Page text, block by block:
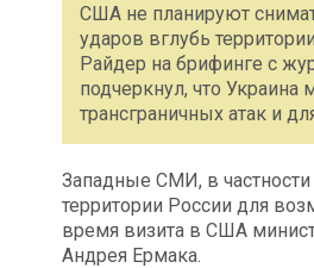
США не планируют
ударов вглубь
Райдер на брифинге с
подчеркнул, что
трансграничных атак и
Западные СМИ, в
территории России для
время визита в США
Андрея Ермака.